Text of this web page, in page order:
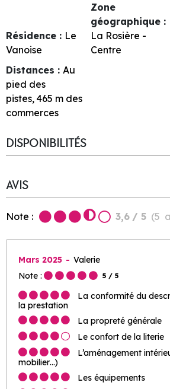
Résidence : Le
Vanoise
Zone
géographique :
La Rosière -
Centre
Distances : Au
pied des
pistes 465 m des
commerces
DISPONIBILITÉS
AVIS
Note : 3,6 / 5 (5
Mars 2025
Valerie
Note :
5 / 5
La conformité du
la prestation
La propreté générale
Le confort de la literie
L’aménagement
mobilier…)
Les équipements